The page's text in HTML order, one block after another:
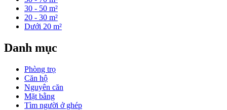
30 - 50 m²
20 - 30 m²
Dưới 20 m²
Danh mục
Phòng trọ
Căn hộ
Nguyên căn
Mặt bằng
Tìm người ở ghép